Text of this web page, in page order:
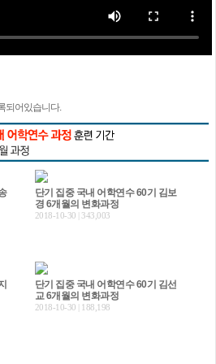
되어있습니다.
단기 집중 국내 어학연수 60기 김보
경 6개월의 변화과정
2018-10-30 | 343,003
단기 집중 국내 어학연수 60기 김선
교 6개월의 변화과정
2018-10-30 | 188,198